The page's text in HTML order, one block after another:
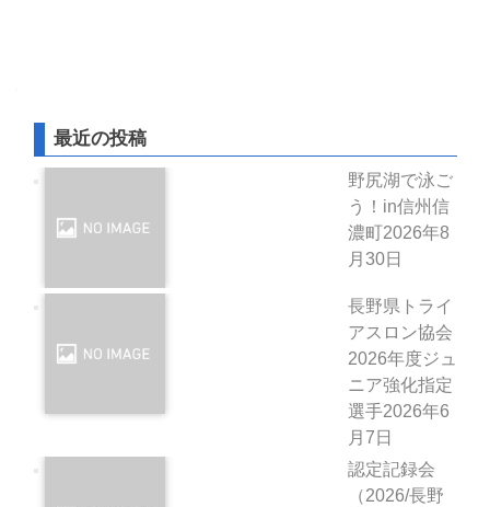
最近の投稿
野尻湖で泳ご
う！in信州信
濃町 2026年8
月30日
長野県トライ
アスロン協会
2026年度ジュ
ニア強化指定
選手2026年6
月7日
認定記録会
（2026/長野